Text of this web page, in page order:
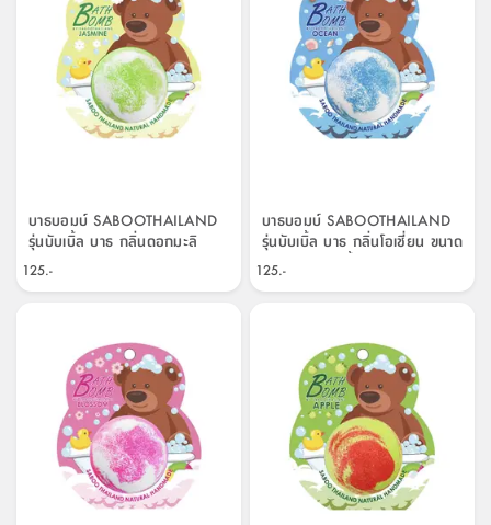
บาธบอมบ์ SABOOTHAILAND
รุ่นบับเบิ้ล บาธ กลิ่นดอกมะลิ
ขนาด 150 กรัม - สีเทา/ขาว
125.-
บาธบอมบ์ SABOOTHAILAND
รุ่นบับเบิ้ล บาธ กลิ่นโอเชี่ยน ขนาด
150 กรัม - สีน้ำเงิน/ขาว
125.-